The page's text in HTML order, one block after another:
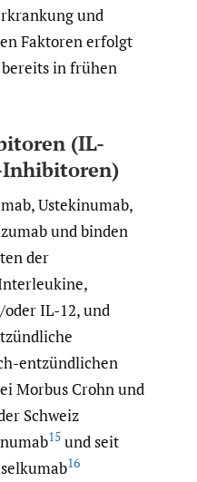
und
Faktoren erfolgt
in frühen
(IL-
Inhibitoren)
Ustekinumab,
und binden
der
IL-12, und
entzündlichen
Morbus Crohn und
Schweiz
15 und seit
16